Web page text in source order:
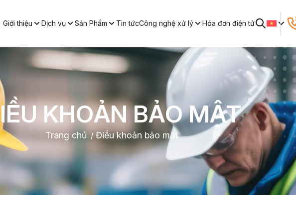
Giới thiệu Dịch vụ Sản Phẩm Tin tứcCông nghệ xử lý Hóa đơn điện tử
KHOẢN BẢO MẬT
Trang chủ Điều khoản bảo mật